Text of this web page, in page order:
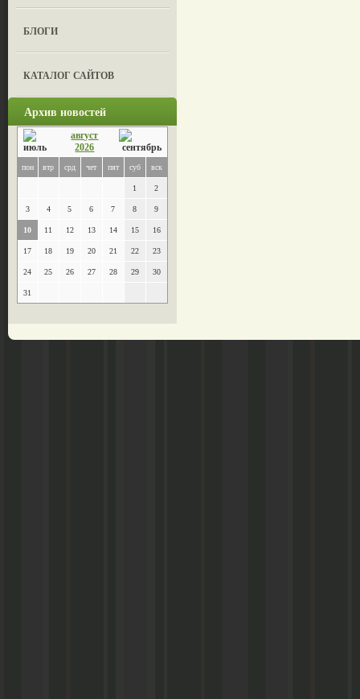
БЛОГИ
КАТАЛОГ САЙТОВ
Архив новостей
август
2026
пон втр срд чет пят суб вск
1 2
3 4 5 6 7 8 9
10 11 12 13 14 15 16
17 18 19 20 21 22 23
24 25 26 27 28 29 30
31